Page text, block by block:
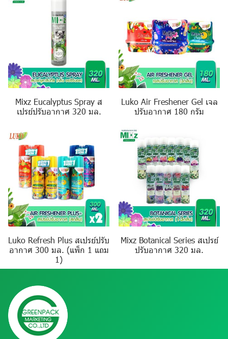
Mixz Eucalyptus Spray ส
เปรย์ปรับอากาศ 320 มล.
Luko Air Freshener Gel เจล
ปรับอากาศ 180 กรัม
Luko Refresh Plus สเปรย์ปรับ
อากาศ 300 มล. (แพ็ก 1 แถม
1)
Mixz Botanical Series สเปรย์
ปรับอากาศ 320 มล.